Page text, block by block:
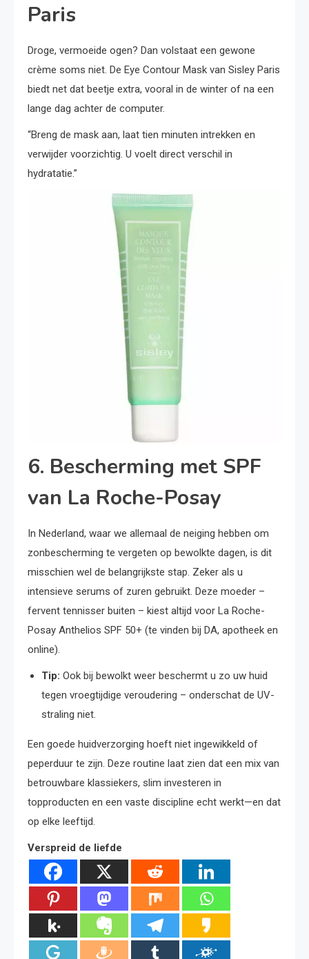
Paris
Droge, vermoeide ogen? Dan volstaat een gewone
crème soms niet. De Eye Contour Mask van Sisley Paris
biedt net dat beetje extra, vooral in de winter of na een
lange dag achter de computer.
“Breng de mask aan, laat tien minuten intrekken en
verwijder voorzichtig. U voelt direct verschil in
hydratatie.”
6. Bescherming met SPF
van La Roche-Posay
In Nederland, waar we allemaal de neiging hebben om
zonbescherming te vergeten op bewolkte dagen, is dit
misschien wel de belangrijkste stap. Zeker als u
intensieve serums of zuren gebruikt. Deze moeder –
fervent tennisser buiten – kiest altijd voor La Roche-
Posay Anthelios SPF 50+ (te vinden bij DA, apotheek en
online).
Tip: Ook bij bewolkt weer beschermt u zo uw huid
tegen vroegtijdige veroudering – onderschat de UV-
straling niet.
Een goede huidverzorging hoeft niet ingewikkeld of
peperduur te zijn. Deze routine laat zien dat een mix van
betrouwbare klassiekers, slim investeren in
topproducten en een vaste discipline echt werkt—en dat
op elke leeftijd.
Verspreid de liefde